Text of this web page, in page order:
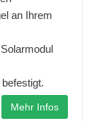
an Ihrem
Mehr Infos